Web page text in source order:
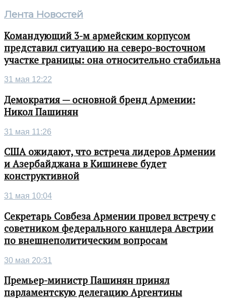
Лента Новостей
Командующий 3-м армейским корпусом
представил ситуацию на северо-восточном
участке границы: она относительно стабильна
31 мая 12:22
Демократия — основной бренд Армении:
Никол Пашинян
31 мая 11:26
США ожидают, что встреча лидеров Армении
и Азербайджана в Кишиневе будет
конструктивной
31 мая 10:04
Секретарь Совбеза Армении провел встречу с
советником федерального канцлера Австрии
по внешнеполитическим вопросам
30 мая 20:31
Премьер-министр Пашинян принял
парламентскую делегацию Аргентины